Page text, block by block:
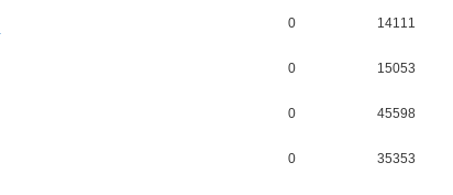
0 14111
0 15053
0 45598
0 35353